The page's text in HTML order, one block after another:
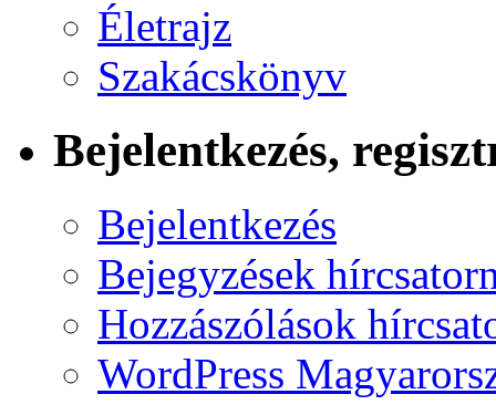
Életrajz
Szakácskönyv
Bejelentkezés,
Bejelentkezés
Bejegyzések
Hozzászólások
WordPress